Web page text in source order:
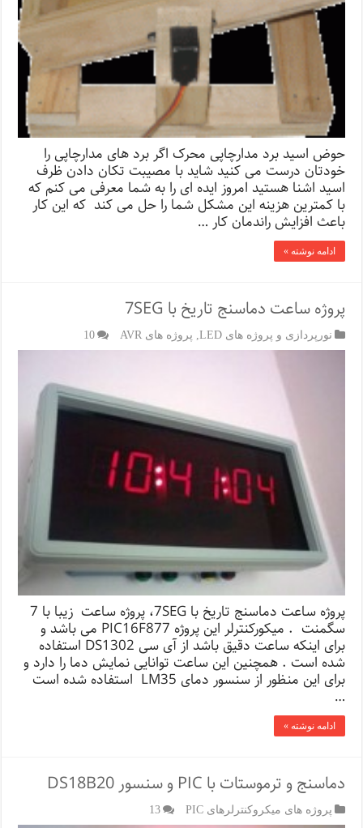
حوض اسید برد مدارچاپی محرک اگر برد های مدارچاپی را
خودتان درست می کنید شاید با مصیبت تکان دادن ظرف
اسید اشنا هستید امروز ایده ای را به شما معرفی می کنم که
با کمترین هزینه این مشکل شما را حل می کند که این کار
باعث افزایش راندمان کار …
ادامه نوشته »
پروژه ساعت دماسنج تاریخ با 7SEG
نورپردازی و پروژه های LED پروژه های AVR 10
پروژه ساعت دماسنج تاریخ با 7SEG، پروژه ساعت زیبا با 7
سگمنت . میکورکنترلر این پروژه PIC16F877 می باشد و
برای اینکه ساعت دقیق باشد از آی سی DS1302 استفاده
شده است . همچنین این ساعت توانایی نمایش دما را دارد و
برای این منظور از سنسور دمای LM35 استفاده شده است
…
ادامه نوشته »
دماسنج و ترموستات با PIC و سنسور DS18B20
پروژه های میکروکنترلرهای PIC 13